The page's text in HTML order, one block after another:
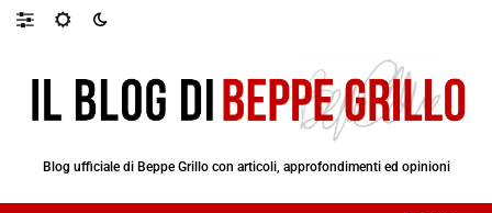
Blog ufficiale di Beppe Grillo con articoli, approfondimenti ed opinioni